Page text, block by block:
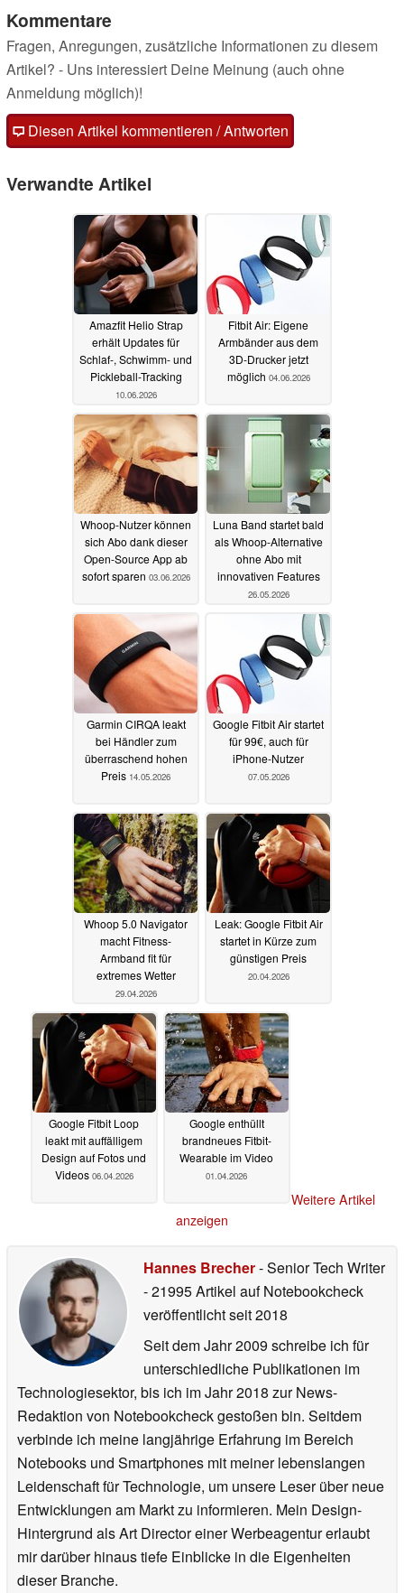
Kommentare
Fragen, Anregungen, zusätzliche Informationen zu diesem
Artikel? - Uns interessiert Deine Meinung (auch ohne
Anmeldung möglich)!
Diesen Artikel kommentieren / Antworten
Verwandte Artikel
Amazfit Helio Strap
erhält Updates für
Schlaf-, Schwimm- und
Pickleball-Tracking
10.06.2026
Fitbit Air: Eigene
Armbänder aus dem
3D-Drucker jetzt
möglich 04.06.2026
Whoop-Nutzer können
sich Abo dank dieser
Open-Source App ab
sofort sparen 03.06.2026
Luna Band startet bald
als Whoop-Alternative
ohne Abo mit
innovativen Features
26.05.2026
Garmin CIRQA leakt
bei Händler zum
überraschend hohen
Preis 14.05.2026
Google Fitbit Air startet
für 99€, auch für
iPhone-Nutzer
07.05.2026
Whoop 5.0 Navigator
macht Fitness-
Armband fit für
extremes Wetter
29.04.2026
Leak: Google Fitbit Air
startet in Kürze zum
günstigen Preis
20.04.2026
Google Fitbit Loop
leakt mit auffälligem
Design auf Fotos und
Videos 06.04.2026
Google enthüllt
brandneues Fitbit-
Wearable im Video
01.04.2026
Weitere Artikel
anzeigen
Hannes Brecher- Senior Tech Writer
- 21995 Artikel auf Notebookcheck
veröffentlichtseit 2018
Seit dem Jahr 2009 schreibe ich für
unterschiedliche Publikationen im
Technologiesektor, bis ich im Jahr 2018 zur News-
Redaktion von Notebookcheck gestoßen bin. Seitdem
verbinde ich meine langjährige Erfahrung im Bereich
Notebooks und Smartphones mit meiner lebenslangen
Leidenschaft für Technologie, um unsere Leser über neue
Entwicklungen am Markt zu informieren. Mein Design-
Hintergrund als Art Director einer Werbeagentur erlaubt
mir darüber hinaus tiefe Einblicke in die Eigenheiten
dieser Branche.